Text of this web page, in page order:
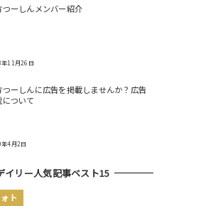
つーしんメンバー紹介
11月26日
つーしんに広告を掲載しませんか？広告
について
4月2日
イリー人気記事ベスト15
ト